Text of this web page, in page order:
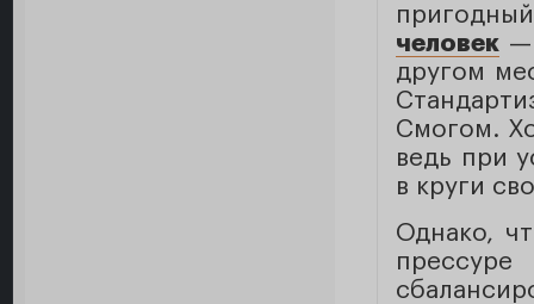
человек —
другом
Смогом.
ведь при
в круги
Однако,